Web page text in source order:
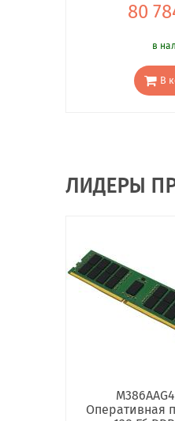
80
в
В
ЛИДЕРЫ
Оперативная